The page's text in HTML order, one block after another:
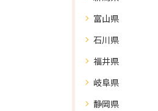
富山県
石川県
福井県
岐阜県
静岡県